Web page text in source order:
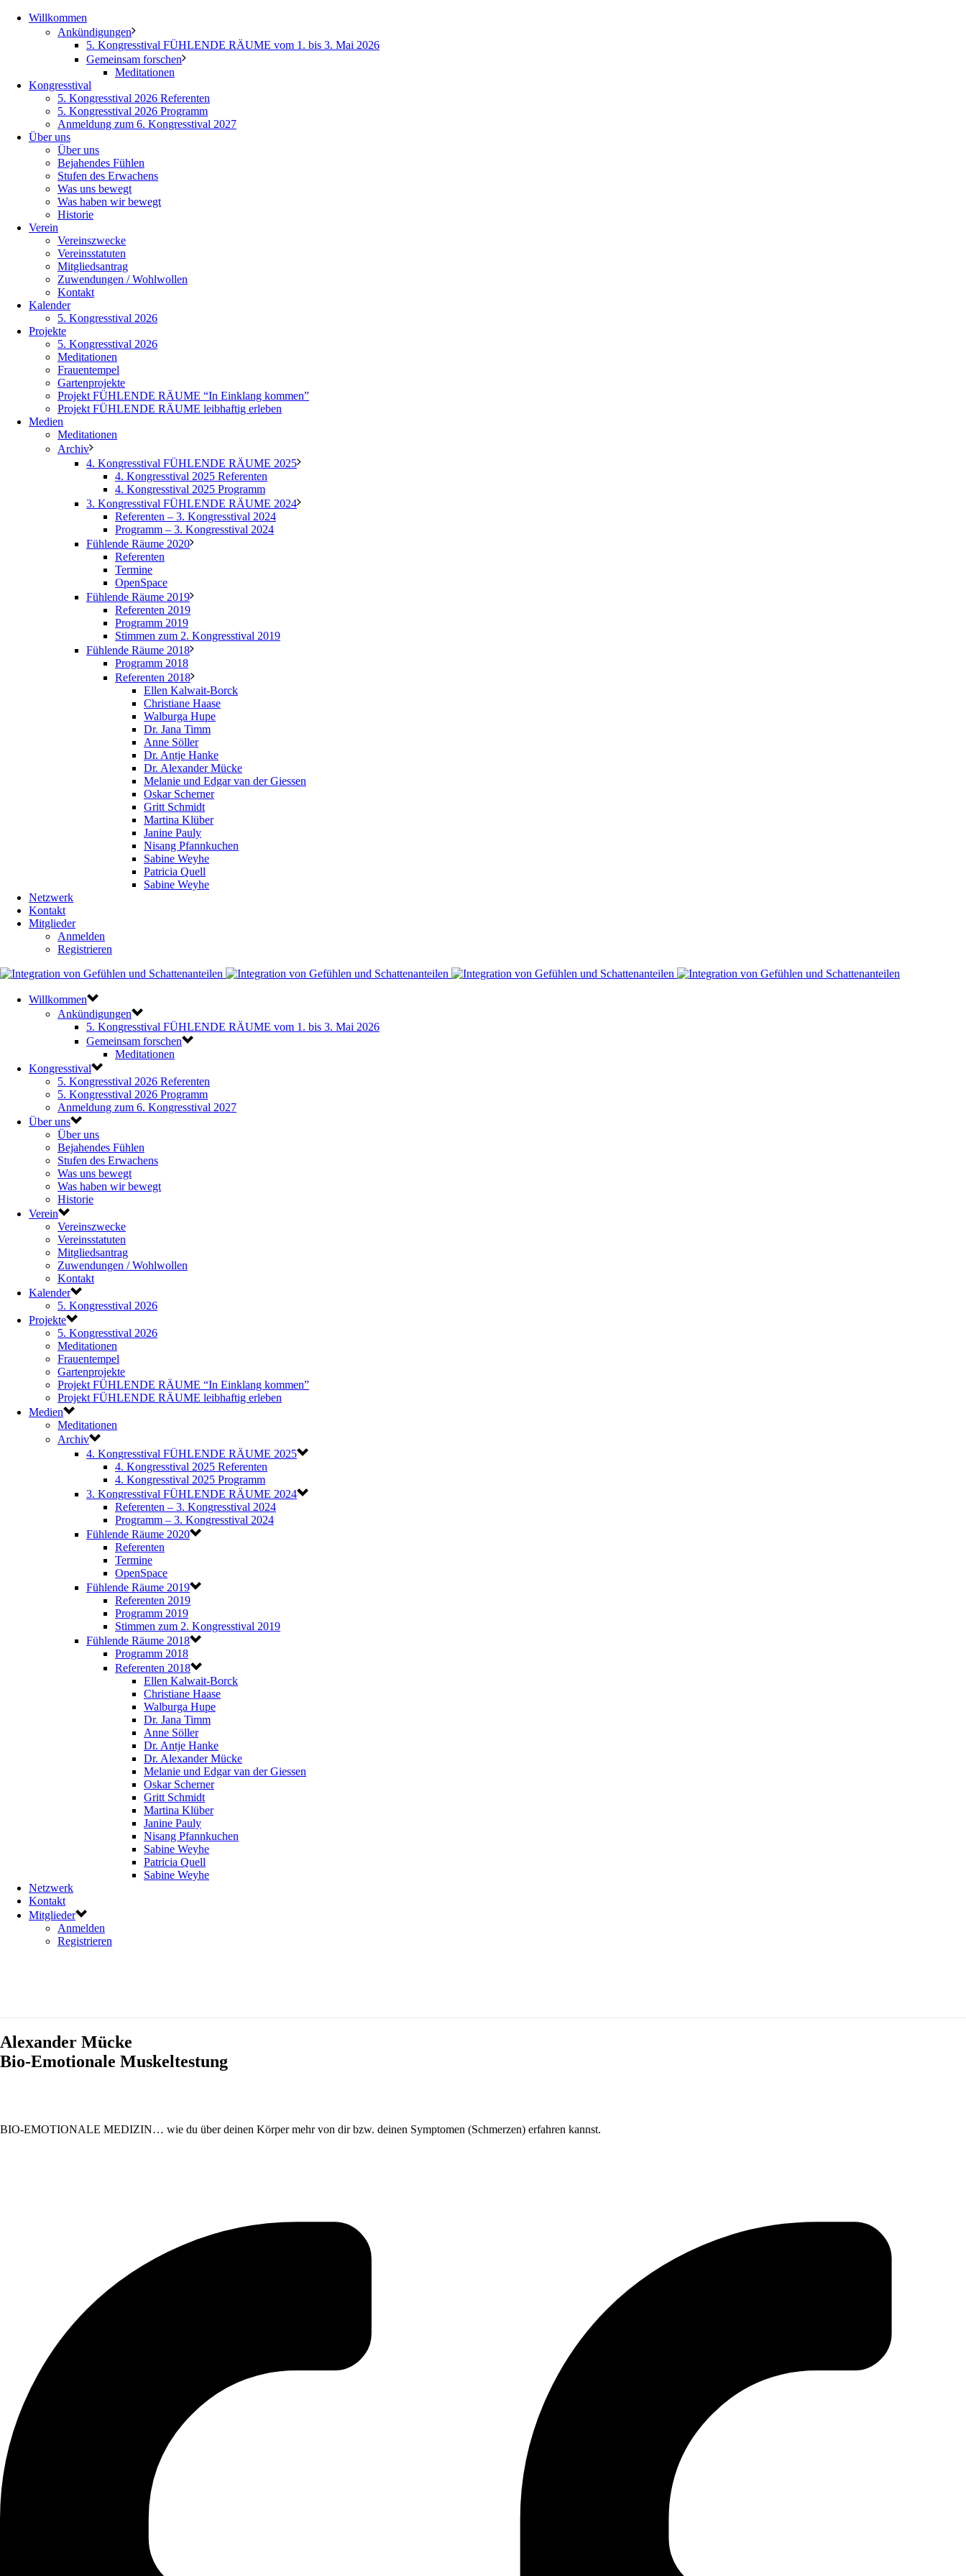
Willkommen
Ankündigungen
5. Kongresstival FÜHLENDE RÄUME vom 1. bis 3. Mai 2026
Gemeinsam forschen
Meditationen
Kongresstival
5. Kongresstival 2026 Referenten
5. Kongresstival 2026 Programm
Anmeldung zum 6. Kongresstival 2027
Über uns
Über uns
Bejahendes Fühlen
Stufen des Erwachens
Was uns bewegt
Was haben wir bewegt
Historie
Verein
Vereinszwecke
Vereinsstatuten
Mitgliedsantrag
Zuwendungen / Wohlwollen
Kontakt
Kalender
5. Kongresstival 2026
Projekte
5. Kongresstival 2026
Meditationen
Frauentempel
Gartenprojekte
Projekt FÜHLENDE RÄUME “In Einklang kommen”
Projekt FÜHLENDE RÄUME leibhaftig erleben
Medien
Meditationen
Archiv
4. Kongresstival FÜHLENDE RÄUME 2025
4. Kongresstival 2025 Referenten
4. Kongresstival 2025 Programm
3. Kongresstival FÜHLENDE RÄUME 2024
Referenten – 3. Kongresstival 2024
Programm – 3. Kongresstival 2024
Fühlende Räume 2020
Referenten
Termine
OpenSpace
Fühlende Räume 2019
Referenten 2019
Programm 2019
Stimmen zum 2. Kongresstival 2019
Fühlende Räume 2018
Programm 2018
Referenten 2018
Ellen Kalwait-Borck
Christiane Haase
Walburga Hupe
Dr. Jana Timm
Anne Söller
Dr. Antje Hanke
Dr. Alexander Mücke
Melanie und Edgar van der Giessen
Oskar Scherner
Gritt Schmidt
Martina Klüber
Janine Pauly
Nisang Pfannkuchen
Sabine Weyhe
Patricia Quell
Sabine Weyhe
Netzwerk
Kontakt
Mitglieder
Anmelden
Registrieren
Willkommen
Ankündigungen
5. Kongresstival FÜHLENDE RÄUME vom 1. bis 3. Mai 2026
Gemeinsam forschen
Meditationen
Kongresstival
5. Kongresstival 2026 Referenten
5. Kongresstival 2026 Programm
Anmeldung zum 6. Kongresstival 2027
Über uns
Über uns
Bejahendes Fühlen
Stufen des Erwachens
Was uns bewegt
Was haben wir bewegt
Historie
Verein
Vereinszwecke
Vereinsstatuten
Mitgliedsantrag
Zuwendungen / Wohlwollen
Kontakt
Kalender
5. Kongresstival 2026
Projekte
5. Kongresstival 2026
Meditationen
Frauentempel
Gartenprojekte
Projekt FÜHLENDE RÄUME “In Einklang kommen”
Projekt FÜHLENDE RÄUME leibhaftig erleben
Medien
Meditationen
Archiv
4. Kongresstival FÜHLENDE RÄUME 2025
4. Kongresstival 2025 Referenten
4. Kongresstival 2025 Programm
3. Kongresstival FÜHLENDE RÄUME 2024
Referenten – 3. Kongresstival 2024
Programm – 3. Kongresstival 2024
Fühlende Räume 2020
Referenten
Termine
OpenSpace
Fühlende Räume 2019
Referenten 2019
Programm 2019
Stimmen zum 2. Kongresstival 2019
Fühlende Räume 2018
Programm 2018
Referenten 2018
Ellen Kalwait-Borck
Christiane Haase
Walburga Hupe
Dr. Jana Timm
Anne Söller
Dr. Antje Hanke
Dr. Alexander Mücke
Melanie und Edgar van der Giessen
Oskar Scherner
Gritt Schmidt
Martina Klüber
Janine Pauly
Nisang Pfannkuchen
Sabine Weyhe
Patricia Quell
Sabine Weyhe
Netzwerk
Kontakt
Mitglieder
Anmelden
Registrieren
Alexander Mücke
Bio-Emotionale Muskeltestung
BIO-EMOTIONALE MEDIZIN… wie du über deinen Körper mehr von dir bzw. deinen Symptomen (Schmerzen) erfahren kannst.